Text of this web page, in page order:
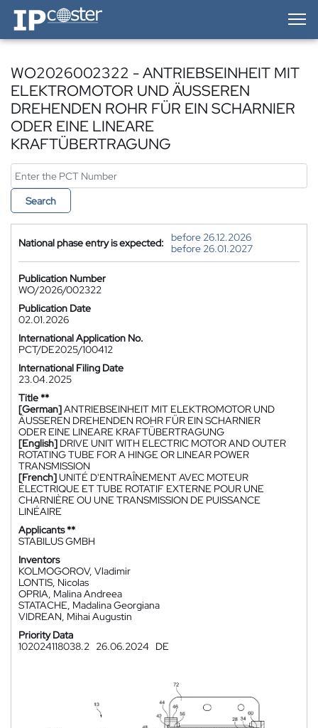
IP-Coster — Home
WO2026002322 - ANTRIEBSEINHEIT MIT
ELEKTROMOTOR UND ÄUSSEREN
DREHENDEN ROHR FÜR EIN SCHARNIER
ODER EINE LINEARE
KRAFTÜBERTRAGUNG
Search
National phase entry is expected:
before 26.12.2026
before 26.01.2027
Publication Number
WO/2026/002322
Publication Date
02.01.2026
International Application No.
PCT/DE2025/100412
International Filing Date
23.04.2025
Title **
[German]ANTRIEBSEINHEIT MIT ELEKTROMOTOR UND
ÄUSSEREN DREHENDEN ROHR FÜR EIN SCHARNIER
ODER EINE LINEARE KRAFTÜBERTRAGUNG
[English] DRIVE UNIT WITH ELECTRIC MOTOR AND OUTER
ROTATING TUBE FOR A HINGE OR LINEAR POWER
TRANSMISSION
[French]UNITÉ D'ENTRAÎNEMENT AVEC MOTEUR
ÉLECTRIQUE ET TUBE ROTATIF EXTERNE POUR UNE
CHARNIÈRE OU UNE TRANSMISSION DE PUISSANCE
LINÉAIRE
Applicants **
STABILUS GMBH
Inventors
KOLMOGOROV, Vladimir
LONTIS, Nicolas
OPRIA, Malina Andreea
STATACHE, Madalina Georgiana
VIDREAN, Mihai Augustin
Priority Data
102024118038.2 26.06.2024 DE